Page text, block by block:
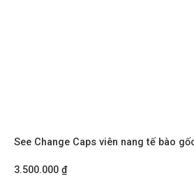
See Change Caps viên nang tế bào
3.500.000 ₫